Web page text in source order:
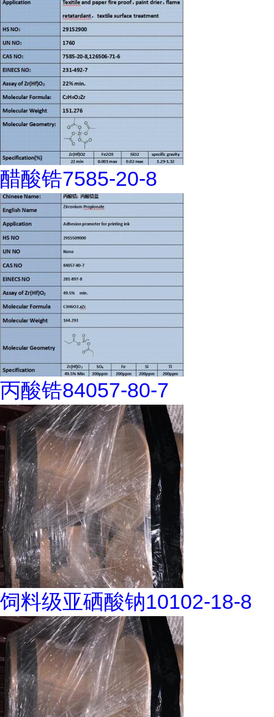
醋酸锆7585-20-8
丙酸锆84057-80-7
饲料级亚硒酸钠10102-18-8